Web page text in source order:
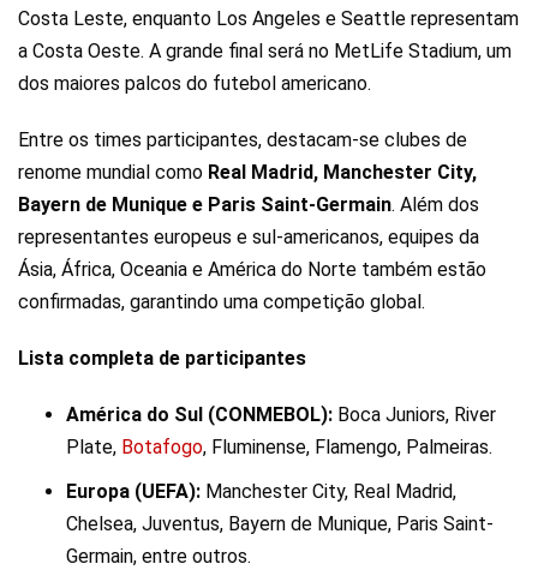
Costa Leste, enquanto Los Angeles e Seattle representam
a Costa Oeste. A grande final será no MetLife Stadium, um
dos maiores palcos do futebol americano.
Entre os times participantes, destacam-se clubes de
renome mundial como Real Madrid, Manchester City,
Bayern de Munique e Paris Saint-Germain. Além dos
representantes europeus e sul-americanos, equipes da
Ásia, África, Oceania e América do Norte também estão
confirmadas, garantindo uma competição global.
Lista completa de participantes
América do Sul (CONMEBOL): Boca Juniors, River
Plate, Botafogo, Fluminense, Flamengo, Palmeiras.
Europa (UEFA): Manchester City, Real Madrid,
Chelsea, Juventus, Bayern de Munique, Paris Saint-
Germain, entre outros.